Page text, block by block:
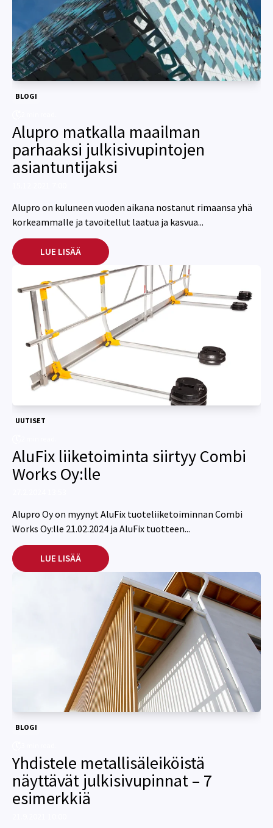
BLOGI
Alupro matkalla maailman
parhaaksi julkisivupintojen
asiantuntijaksi
Alupro on kuluneen vuoden aikana nostanut rimaansa yhä
korkeammalle ja tavoitellut laatua ja kasvua...
LUE LISÄÄ
UUTISET
AluFix liiketoiminta siirtyy Combi
Works Oy:lle
Alupro Oy on myynyt AluFix tuoteliiketoiminnan Combi
Works Oy:lle 21.02.2024 ja AluFix tuotteen...
LUE LISÄÄ
BLOGI
Yhdistele metallisäleiköistä
näyttävät julkisivupinnat – 7
esimerkkiä